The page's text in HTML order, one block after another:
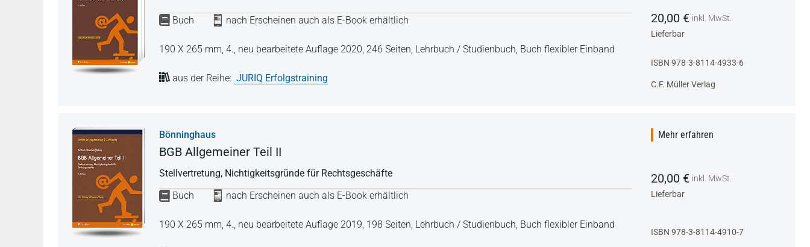
Buch nach Erscheinen auch als E-Book erhältlich
190 X 265 mm, 4., neu bearbeitete Auflage 2020, 246 Seiten, Lehrbuch / Studienbuch, Buch flexibler Einband
aus der Reihe: JURIQ Erfolgstraining
20,00 € inkl. MwSt.
Lieferbar
ISBN 978-3-8114-4933-6
C.F. Müller Verlag
Bönninghaus
BGB Allgemeiner Teil II
Stellvertretung, Nichtigkeitsgründe für Rechtsgeschäfte
Buch
nach Erscheinen auch als E-Book erhältlich
190 X 265 mm, 4., neu bearbeitete Auflage 2019, 198 Seiten, Lehrbuch / Studienbuch, Buch flexibler Einband
Mehr erfahren
20,00 € inkl. MwSt.
Lieferbar
ISBN 978-3-8114-4910-7